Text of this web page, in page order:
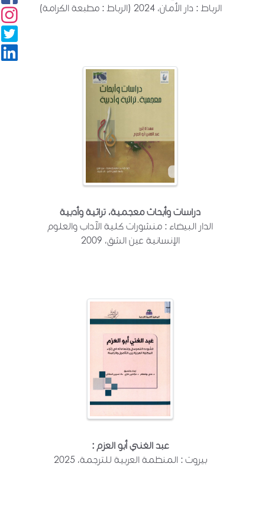
الرباط : دار الأمان، 2024 (الرباط : مطبعة الكرامة)
دراسات وأبحاث معجمية، تراثية وأدبية
الدار البيضاء : منشورات كلية الآداب والعلوم
الإنسانية عين الشق، 2009
عبد الغني أبو العزم :
بيروت : المنظمة العربية للترجمة، 2025